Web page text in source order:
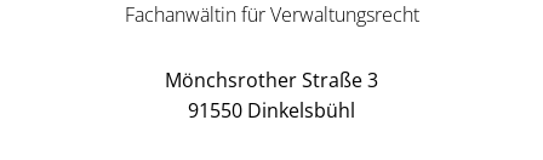
Fachanwältin für Verwaltungsrecht
Mönchsrother Straße 3
91550 Dinkelsbühl